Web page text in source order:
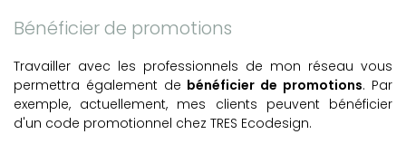
Bénéficier de promotions
Travailler avec les professionnels de mon réseau vous
permettra également de bénéficier de promotions. Par
exemple, actuellement, mes clients peuvent bénéficier
d'un code promotionnel chez TRES Ecodesign.